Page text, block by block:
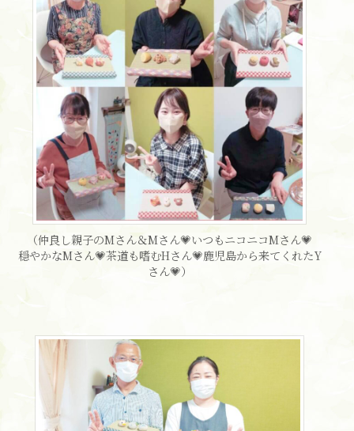
（仲良し親子のMさん＆Mさん💗いつもニコニコMさん💗
穏やかなMさん💗茶道も嗜むHさん💗鹿児島から来てくれたY
さん💗）